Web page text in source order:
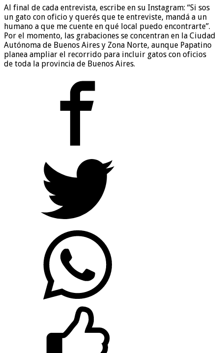
Al final de cada entrevista, escribe en su Instagram: “Si sos
un gato con oficio y querés que te entreviste, mandá a un
humano a que me cuente en qué local puedo encontrarte”.
Por el momento, las grabaciones se concentran en la Ciudad
Autónoma de Buenos Aires y Zona Norte, aunque Papatino
planea ampliar el recorrido para incluir gatos con oficios
de toda la provincia de Buenos Aires.